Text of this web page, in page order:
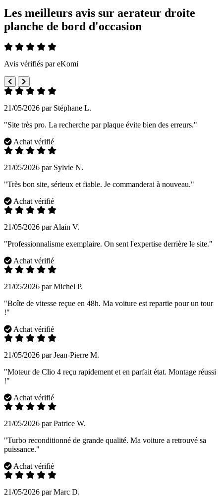
Les meilleurs avis sur aerateur droite
planche de bord d'occasion
Avis vérifiés par eKomi
21/05/2026 par Stéphane L.
"Site très pro. La recherche par plaque évite bien des erreurs."
Achat vérifié
21/05/2026 par Sylvie N.
"Très bon site, sérieux et fiable. Je commanderai à nouveau."
Achat vérifié
21/05/2026 par Alain V.
"Professionnalisme exemplaire. On sent l'expertise derrière le site."
Achat vérifié
21/05/2026 par Michel P.
"Boîte de vitesse reçue en 48h. Ma voiture est repartie pour un tour
!"
Achat vérifié
21/05/2026 par Jean-Pierre M.
"Moteur de Clio 4 reçu rapidement et en parfait état. Montage réussi
!"
Achat vérifié
21/05/2026 par Patrice W.
"Turbo reconditionné de grande qualité. Ma voiture a retrouvé sa
puissance."
Achat vérifié
21/05/2026 par Marc D.